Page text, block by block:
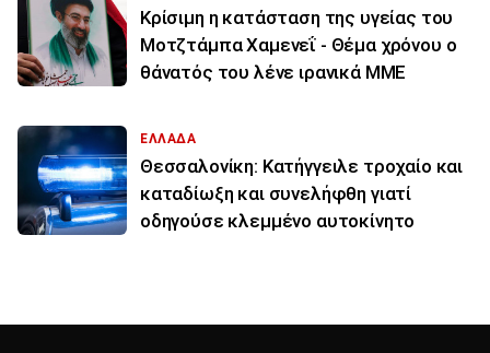
Κρίσιμη η κατάσταση της υγείας του
Μοτζτάμπα Χαμενεΐ - Θέμα χρόνου ο
θάνατός του λένε ιρανικά ΜΜΕ
ΕΛΛΑΔΑ
Θεσσαλονίκη: Κατήγγειλε τροχαίο και
καταδίωξη και συνελήφθη γιατί
οδηγούσε κλεμμένο αυτοκίνητο